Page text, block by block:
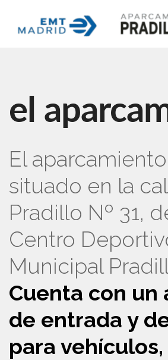
el
El
situado en la
Pradillo Nº 31,
Centro
Municipal
Cuenta con un
de entrada y
para